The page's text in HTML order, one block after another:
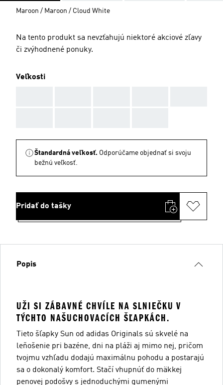
Maroon / Maroon / Cloud White
Na tento produkt sa nevzťahujú niektoré akciové zľavy
či zvýhodnené ponuky.
Veľkosti
Štandardná veľkosť. Odporúčame objednať si svoju
bežnú veľkosť.
Pridať do tašky
Popis
UŽI SI ZÁBAVNÉ CHVÍLE NA SLNIEČKU V
TÝCHTO NAŠUCHOVACÍCH ŠĽAPKÁCH.
Tieto šľapky Sun od adidas Originals sú skvelé na
leňošenie pri bazéne, dni na pláži aj mimo nej, pričom
tvojmu vzhľadu dodajú maximálnu pohodu a postarajú
sa o dokonalý komfort. Stačí vhupnúť do mäkkej
penovej podošvy s jednoduchými gumenými